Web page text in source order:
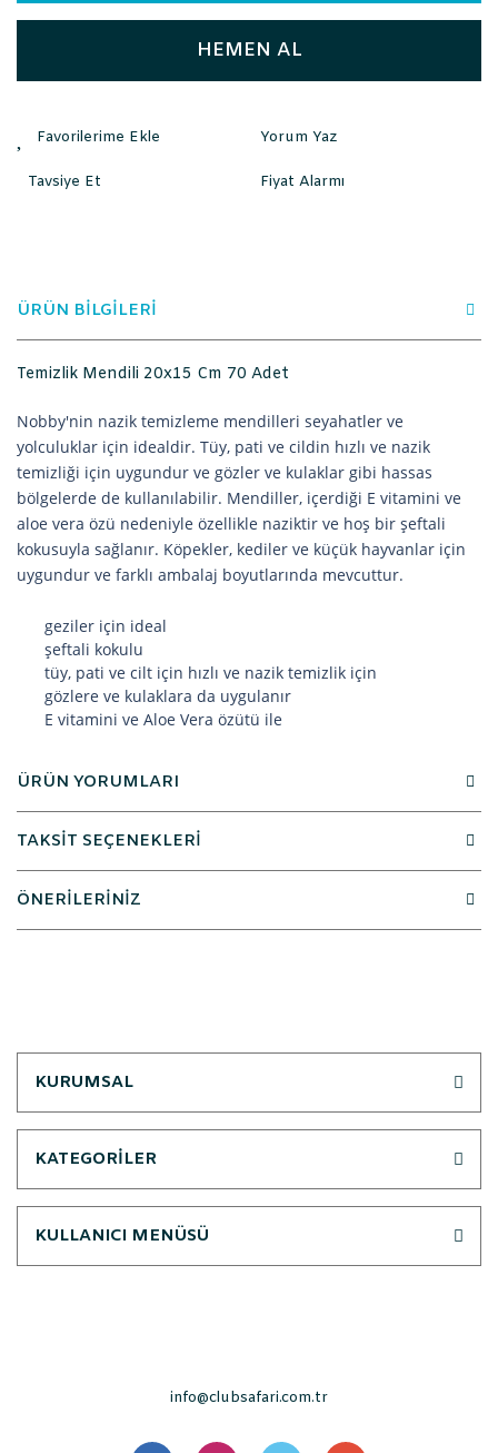
HEMEN AL
Yorum Yaz
Tavsiye Et Fiyat Alarmı
ÜRÜN BİLGİLERİ
Temizlik Mendili 20x15 Cm 70 Adet
Nobby'nin nazik temizleme mendilleri seyahatler ve
yolculuklar için idealdir. Tüy, pati ve cildin hızlı ve nazik
temizliği için uygundur ve gözler ve kulaklar gibi hassas
bölgelerde de kullanılabilir. Mendiller, içerdiği E vitamini ve
aloe vera özü nedeniyle özellikle naziktir ve hoş bir şeftali
kokusuyla sağlanır. Köpekler, kediler ve küçük hayvanlar için
uygundur ve farklı ambalaj boyutlarında mevcuttur.
geziler için ideal
şeftali kokulu
tüy, pati ve cilt için hızlı ve nazik temizlik için
gözlere ve kulaklara da uygulanır
E vitamini ve Aloe Vera özütü ile
ÜRÜN YORUMLARI
TAKSİT SEÇENEKLERİ
ÖNERİLERİNİZ
KURUMSAL
KATEGORİLER
KULLANICI MENÜSÜ
info@clubsafari.com.tr